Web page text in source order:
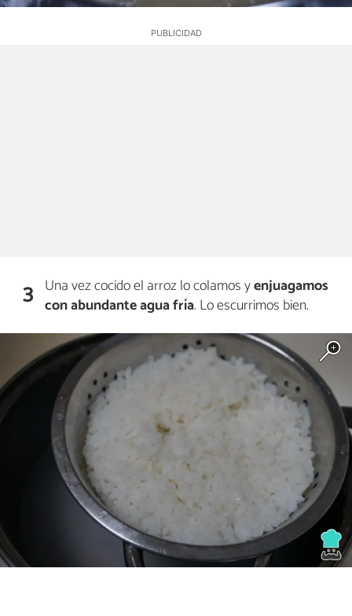
3 Una vez cocido el arroz lo colamos yenjuagamos
con abundante agua fría. Lo escurrimos bien.